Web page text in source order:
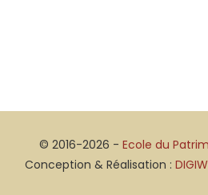
© 2016-2026 - Ecole du
Conception & Réalisation :